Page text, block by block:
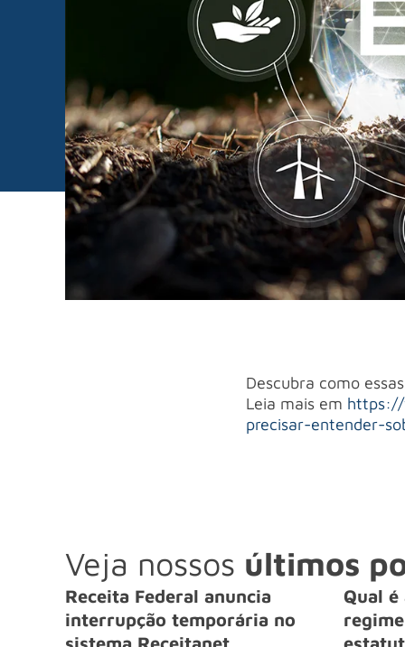
Descubra como
Leia mais em https://
precisar-entender-
Veja nossos últimos
Receita Federal anuncia
interrupção temporária no
Qual